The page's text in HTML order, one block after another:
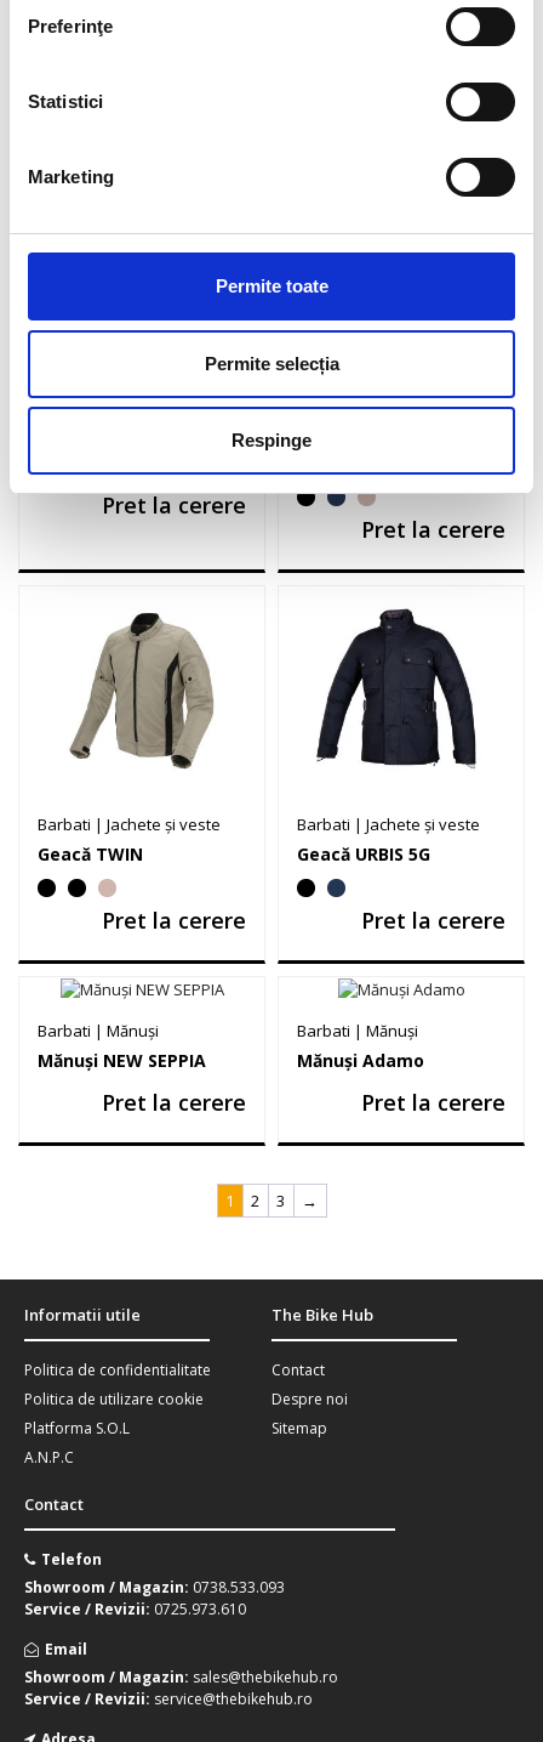
Preferinţe
Statistici
Marketing
Permite toate
Permite selecția
Respinge
Geacă RIVS
Pret la cerere
Barbati
Pret la cerere
Barbati | Jachete și veste
Geacă TWIN
Pret la cerere
Barbati | Jachete și veste
Geacă URBIS 5G
Pret la cerere
Barbati | Mănuși
Mănuși NEW SEPPIA
Pret la cerere
Barbati | Mănuși
Mănuși Adamo
Pret la cerere
1 2 3 →
Informatii utile
Politica de confidentialitate
Politica de utilizare cookie
Platforma S.O.L
A.N.P.C
The Bike Hub
Contact
Despre noi
Sitemap
Contact
Telefon
Showroom / Magazin: 0738.533.093
Service / Revizii: 0725.973.610
Email
Showroom / Magazin: sales@thebikehub.ro
Service / Revizii: service@thebikehub.ro